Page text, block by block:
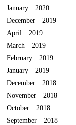
January 2020
December 2019
April 2019
March 2019
February 2019
January 2019
December 2018
November 2018
October 2018
September 2018